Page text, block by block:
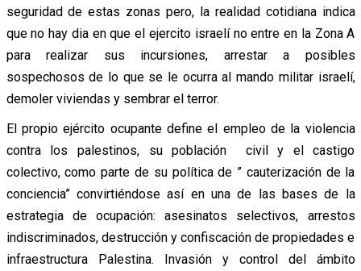
seguridad de estas zonas pero, la realidad cotidiana indica
que no hay dia en que el ejercito israelí no entre en la Zona A
para realizar sus incursiones, arrestar a posibles
sospechosos de lo que se le ocurra al mando militar israelí,
demoler viviendas y sembrar el terror.
El propio ejército ocupante define el empleo de la violencia
contra los palestinos, su población civil y el castigo
colectivo, como parte de su política de ” cauterización de la
conciencia” convirtiéndose así en una de las bases de la
estrategia de ocupación: asesinatos selectivos, arrestos
indiscriminados, destrucción y confiscación de propiedades e
infraestructura Palestina. Invasión y control del ámbito